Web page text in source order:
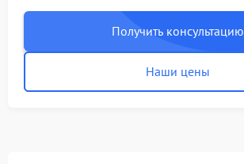
Получить консультацию
Наши цены